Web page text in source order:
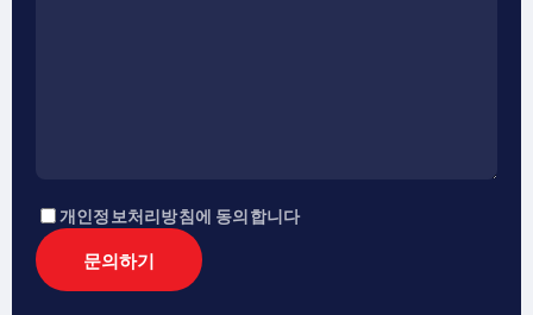
개인정보처리방침에 동의합니다
문의하기